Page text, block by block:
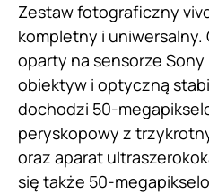
Zestaw fotograficzny
kompletny i uniwersalny.
oparty na sensorze Sony
obiektyw i optyczną
dochodzi 50-
peryskopowy z
oraz aparat
się także 50-